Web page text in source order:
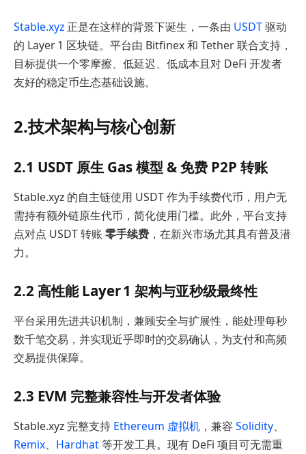
Stable.xyz 正是在这样的背景下诞生，一条由 USDT驱动
的 Layer 1 区块链。平台由 Bitfinex 和 Tether 联合支持，
目标提供一个零摩擦、低延迟、低成本且对 DeFi 开发者
友好的稳定币生态基础设施。
2.技术架构与核心创新
2.1 USDT 原生 Gas 模型 & 免费 P2P 转账
Stable.xyz 的自主链使用 USDT 作为手续费代币，用户无
需持有额外链原生代币，简化使用门槛。此外，平台支持
点对点 USDT 转账 零手续费 ，在新兴市场尤其具有普及潜
力。
2.2 高性能 Layer 1 架构与亚秒级最终性
平台采用先进共识机制，兼顾安全与扩展性，能处理每秒
数千笔交易，并实现近乎即时的交易确认，为支付和高频
交易提供保障。
2.3 EVM 完整兼容性与开发者体验
Stable.xyz 完整支持 Ethereum 虚拟机 ，兼容 Solidity、
Remix、 Hardhat等开发工具。现有 DeFi 项目可无需重